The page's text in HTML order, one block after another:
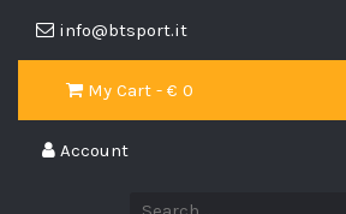
info@btsport.it
My Cart - € 0
Account